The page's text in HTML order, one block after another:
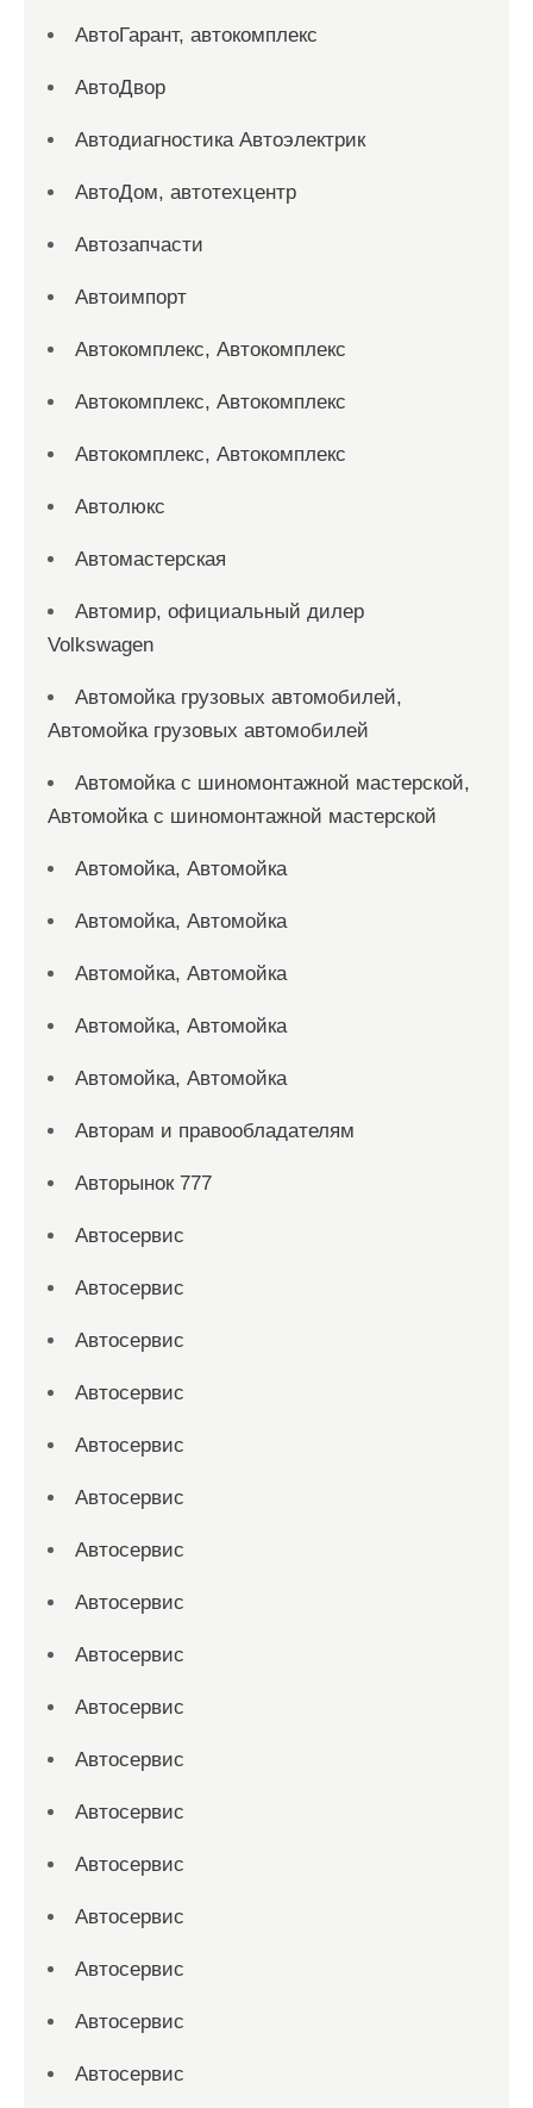
АвтоГарант, автокомплекс
АвтоДвор
Автодиагностика Автоэлектрик
АвтоДом, автотехцентр
Автозапчасти
Автоимпорт
Автокомплекс, Автокомплекс
Автокомплекс, Автокомплекс
Автокомплекс, Автокомплекс
Автолюкс
Автомастерская
Автомир, официальный дилер
Volkswagen
Автомойка грузовых автомобилей,
Автомойка грузовых автомобилей
Автомойка с шиномонтажной мастерской,
Автомойка с шиномонтажной мастерской
Автомойка, Автомойка
Автомойка, Автомойка
Автомойка, Автомойка
Автомойка, Автомойка
Автомойка, Автомойка
Авторам и правообладателям
Авторынок 777
Автосервис
Автосервис
Автосервис
Автосервис
Автосервис
Автосервис
Автосервис
Автосервис
Автосервис
Автосервис
Автосервис
Автосервис
Автосервис
Автосервис
Автосервис
Автосервис
Автосервис